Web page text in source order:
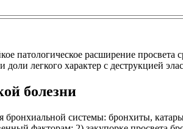
патологическое расширение
легкого характер с деструкцией
болезни
системы: бронхиты,